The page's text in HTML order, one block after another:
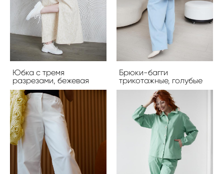
Юбка с тремя
разрезами, бежевая
Брюки-багги
трикотажные, голубые